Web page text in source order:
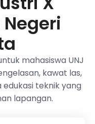
mahasiswa UNJ
kawat las,
teknik yang
lapangan.